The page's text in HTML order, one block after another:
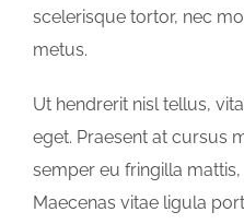
scelerisque tortor, nec
metus.
Ut hendrerit nisl tellus,
eget. Praesent at cursus
semper eu fringilla
Maecenas vitae ligula